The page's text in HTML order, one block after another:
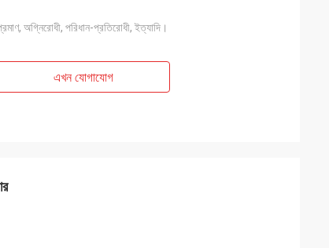
অগ্নিরোধী, পরিধান-প্রতিরোধী, ইত্যাদি।
এখন যোগাযোগ